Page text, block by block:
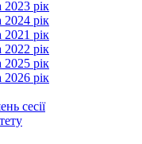
2023 рік
2024 рік
2021 рік
2022 рік
2025 рік
2026 рік
сесії